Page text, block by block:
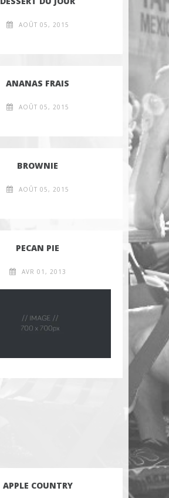
AOÛT 05, 2015
ANANAS FRAIS
AOÛT 05, 2015
BROWNIE
AOÛT 05, 2015
PECAN PIE
AVR 01, 2013
APPLE COUNTRY